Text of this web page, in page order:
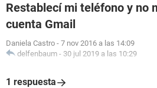
Restablecí mi teléfono y no
cuenta Gmail
Daniela Castro - 7 nov 2016 a las 14:09
delfenbaum - 30 jul 2019 a las 10:29
1 respuesta